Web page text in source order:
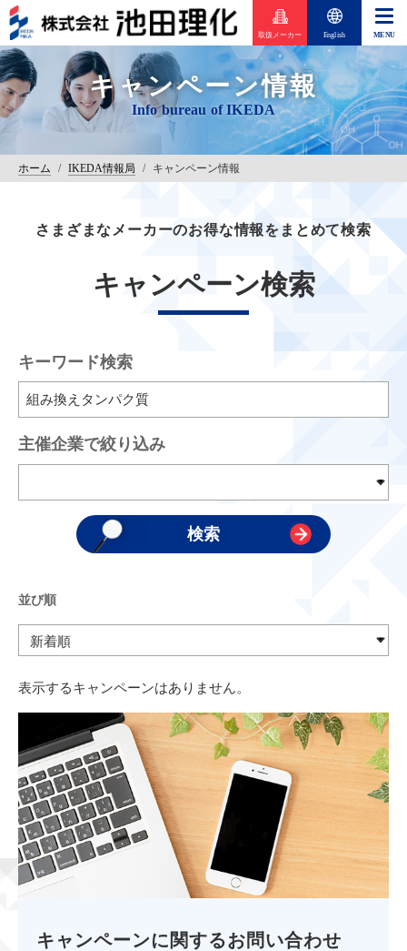
取扱メーカー English
キャンペーン情報
ホーム / IKEDA情報局 / キャンペーン情報
さまざまなメーカーのお得な情報をまとめて検索
キャンペーン検索
キーワード検索
主催企業で絞り込み
並び順
表示するキャンペーンはありません。
キャンペーンに関するお問い合わせ